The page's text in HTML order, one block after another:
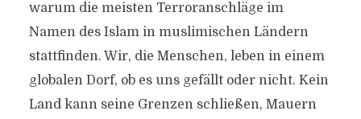
warum die meisten Terroranschläge im
Namen des Islam in muslimischen Ländern
stattfinden. Wir, die Menschen, leben in einem
globalen Dorf, ob es uns gefällt oder nicht. Kein
Land kann seine Grenzen schließen, Mauern